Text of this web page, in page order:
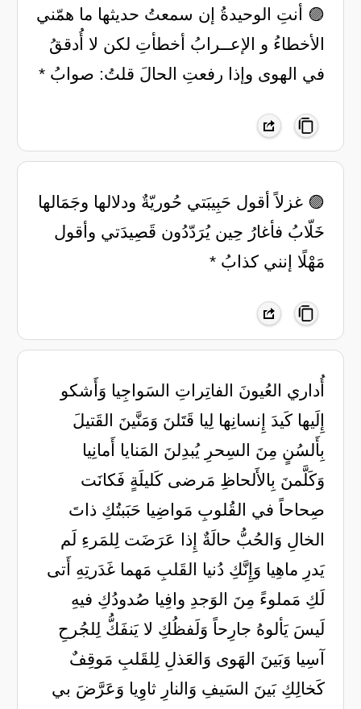
🟣 أنتِ الوحيدةُ إن سمعتُ حديثها ‏ما همّني
الأخطاءُ و الإعــرابُ ‏أخطأتِ لكن لا أُدققُ
في الهوى ‏وإذا رفعتِ الحالَ قلتُ: صوابُ *
🟣 غزلاً أقول حَبِيبَتي حُوريّةٌ ‏ودلالها وجَمَالها
خَلّابُ ‏فأغارُ حِين يُرَدّدُون قَصِيدَتي ‏وأقول
مَهْلًا إنني كذابُ *
أُداري العُيونَ الفاتِراتِ السَواجِيا وَأَشكو
إِلَيها كَيدَ إِنسانِها لِيا قَتَلنَ وَمَنَّينَ القَتيلَ
بِأَلسُنٍ مِنَ السِحرِ يُبدِلنَ المَنايا أَمانِيا
وَكَلَّمنَ بِالأَلحاظِ مَرضى كَليلَةٍ فَكانَت
صِحاحاً في القُلوبِ مَواضِيا حَبَبتُكِ ذاتَ
الخالِ وَالحُبُّ حالَةٌ إِذا عَرَضَت لِلمَرءِ لَم
يَدرِ ماهِيا وَإِنَّكِ دُنيا القَلبِ مَهما غَدَرتِهِ أَتى
لَكِ مَملوءً مِنَ الوَجدِ وافِيا صُدودُكِ فيهِ
لَيسَ يَألوهُ جارِحاً وَلَفظُكِ لا يَنفَكُّ لِلجُرحِ
آسِيا وَبَينَ الهَوى وَالعَذلِ لِلقَلبِ مَوقِفٌ
كَخالِكِ بَينَ السَيفِ وَالنارِ ثاوِيا وَعَرَّضَ بي